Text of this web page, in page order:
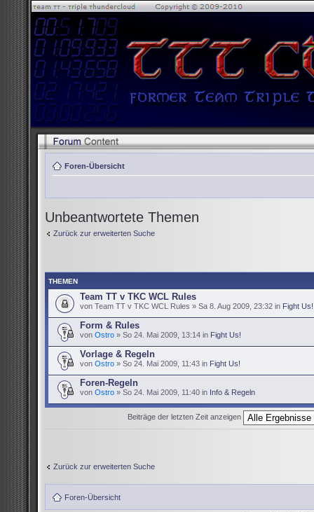
Foren-Übersicht
Unbeantwortete Themen
Zurück zur erweiterten Suche
THEMEN
Team TT v TKC WCL Rules
von Team TT v TKC WCL Rules » Sa 8. Aug 2009, 23:32 in Fight Us!
Form & Rules
von Ostro » So 24. Mai 2009, 13:14 in Fight Us!
Vorlage & Regeln
von Ostro » So 24. Mai 2009, 11:43 in Fight Us!
Foren-Regeln
von Ostro » So 24. Mai 2009, 11:40 in Info & Regeln
Beiträge der letzten Zeit anzeigen
Zurück zur erweiterten Suche
Foren-Übersicht